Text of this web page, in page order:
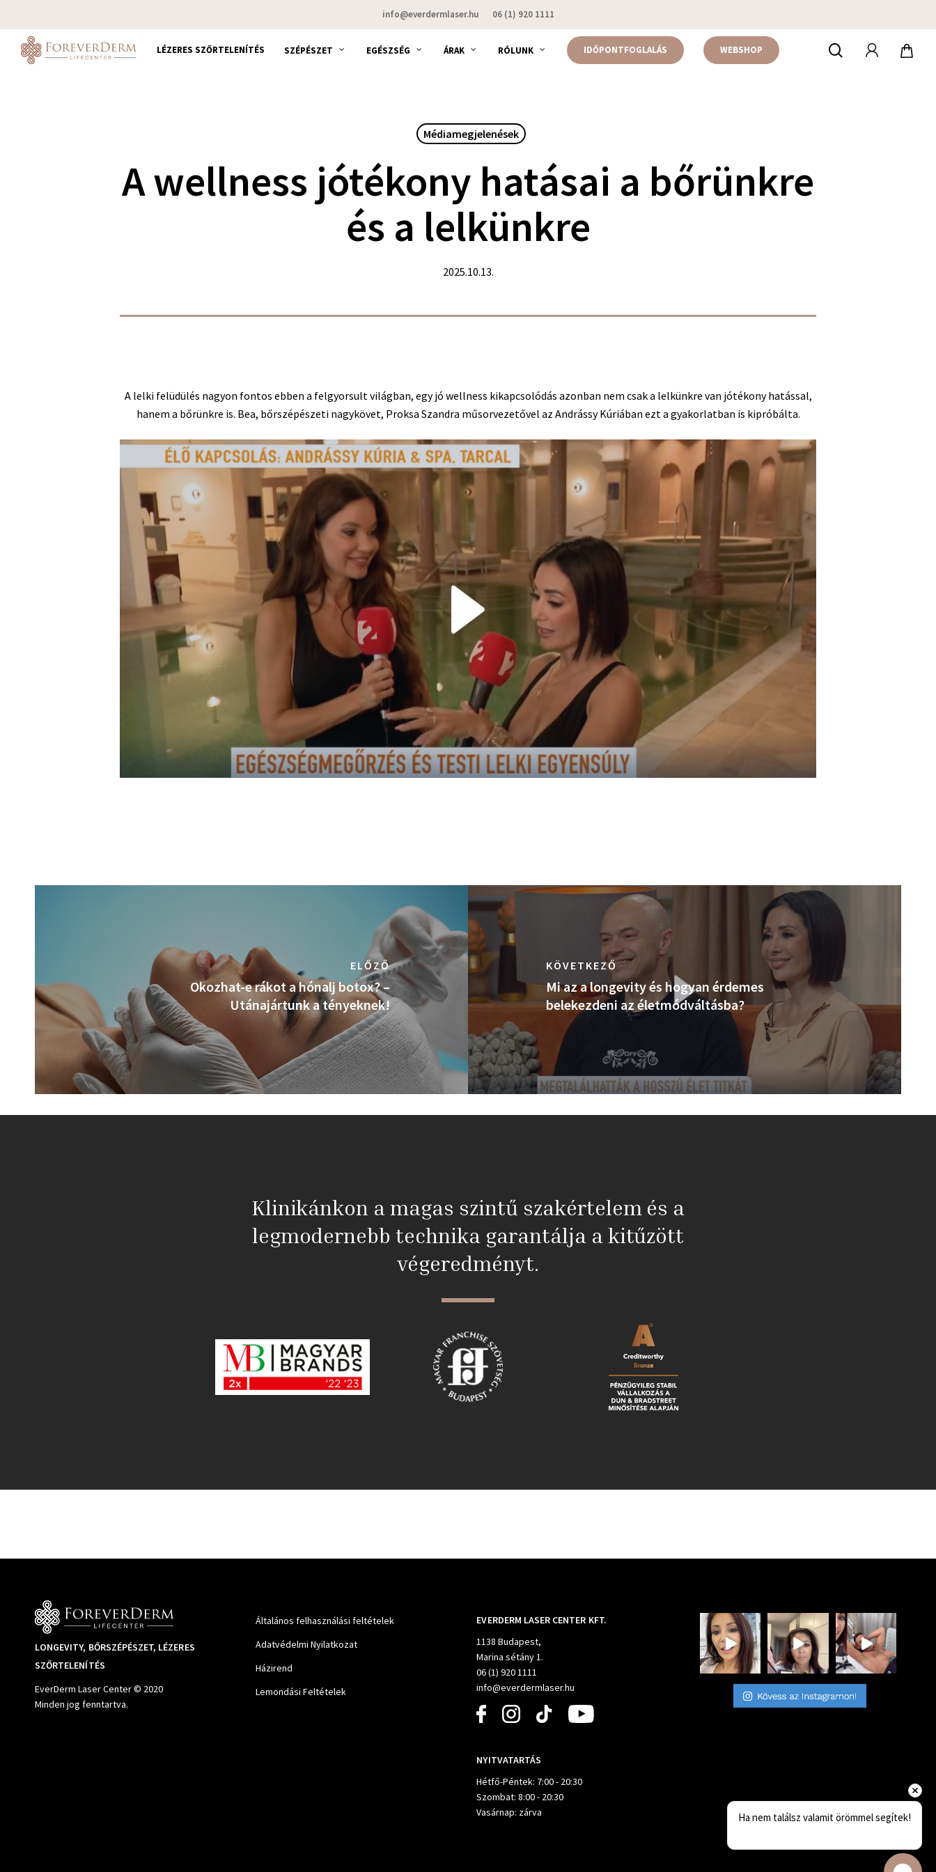
to
main
content
info@everdermlaser.hu 06 (1) 920 1111
LÉZERES SZŐRTELENÍTÉS SZÉPÉSZET EGÉSZSÉG ÁRAK RÓLUNK IDŐPONTFOGLALÁS WEBSHOP keresés
Médiamegjelenések
A wellness jótékony hatásai a bőrünkre
és a lelkünkre
2025.10.13.
A lelki felüdülés nagyon fontos ebben a felgyorsult világban, egy jó wellness kikapcsolódás azonban nem csak a lelkünkre van jótékony hatással,
hanem a bőrünkre is. Bea, bőrszépészeti nagykövet, Proksa Szandra műsorvezetővel az Andrássy Kúriában ezt a gyakorlatban is kipróbálta.
ELŐZŐ
Okozhat-e rákot a hónalj botox? –
Utánajártunk a tényeknek!
KÖVETKEZŐ
Mi az a longevity és hogyan érdemes
belekezdeni az életmódváltásba?
Klinikánkon a magas szintű szakértelem és a
legmodernebb technika garantálja a kitűzött
végeredményt.
LONGEVITY, BŐRSZÉPÉSZET, LÉZERES
SZŐRTELENÍTÉS
EverDerm Laser Center © 2020
Minden jog fenntartva.
Általános felhasználási feltételek
Adatvédelmi Nyilatkozat
Házirend
Lemondási Feltételek
EVERDERM LASER CENTER KFT.
1138 Budapest,
Marina sétány 1.
06 (1) 920 1111
info@everdermlaser.hu
NYITVATARTÁS
Hétfő-Péntek: 7:00 - 20:30
Szombat: 8:00 - 20:30
Vasárnap: zárva
Ha nem találsz valamit örömmel segítek!